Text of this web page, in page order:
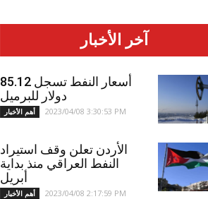
آخر الأخبار
أسعار النفط تسجل 85.12
دولار للبرميل
أهم الأخبار 2023/04/08 3:30:53 PM
الأردن تعلن وقف استيراد
النفط العراقي منذ بداية
أبريل
أهم الأخبار 2023/04/08 2:17:59 PM